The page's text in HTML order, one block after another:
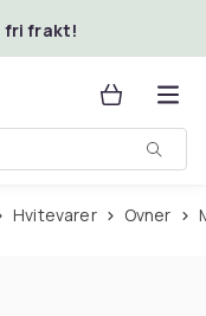
fri frakt!
Hvitevarer Ovner